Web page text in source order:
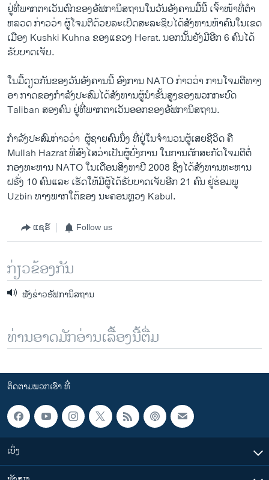
ຢູ່ທີ່​ພາກ​ຕາ​ເວັນ​ຕົກ​ຂອງອັຟກາ​ນິສຖານ​ໃນ​ວັນ​ອັງຄານມື້ນີ້ ​ເຈົ້າ​ໜ້າ​ທີ່​ຕໍາ
ຫລວດ ​ກ່າວ​ວ່າ ຜູ້ໂຈມ​ຕີ​ດ້ວຍລະ​ເບີດ​ສະລະ​ຊິ​ບໄດ້​ສັງຫານ​ຫ້າ​ຄົນ​ໃນ​ເຂດ
ເມື​ອງ Kushki Kuhna ​ຂອງ​ແຂວງ Herat. ນອກ​ນັ້ນຍັງ​ມີອີກ​ 6 ຄົນ​ໄດ້​
ຮັບ​ບາດ​ເຈັບ.
ໃນ​ມື້​ດຽວ​ກັນ​ຂອງວັນ​ອັງຄານນີ້ ອົງ​ການ NATO ກ່າວ​ວ່າ ການ​ໂຈມ​ຕີທາງ​
ອາ ກາດ​ຂອງກໍາລັງ​ປະສົມ​ໄດ້​ສັງຫານຜູ້​ນໍາຂັ້ນ​ສູງຂອງພວກ​ກະບົດ
Taliban ​ສອງ​ຄົນ ຢູ່ທີ່​ພາກ​ຕາ​ເວັນ​ອອກ​ຂອງອັຟກາ​ນິສຖານ.
ກໍາລັງປະສົມ​ກ່າວ​ວ່າ ​ ຜູ້​ຊາຍ​ຄົນ​ນຶ່ງ ທີ່ຢູ່ໃນ​ຈໍາ​ນວນຜູ້​ເສຍ​ຊີວິດ​ ຄື
Mullah Hazrat ທີ່​ສົງໄສ​ວ່າ​ເປັນຜູ້​ບົ່ງ​ການ​ ​ໃນ​ການ​ດັກ​ສະກັດໂຈມ​ຕີຕໍ່​
ກອງ​ທະຫານ NATO ​ໃນ​ເດືອນ​ສິງຫາປີ 2008 ຊຶ່ງໄດ້​ສັງຫານ​ທະຫານ​
ຝຣັ່ງ 10 ຄົນ​ແລະ​ ​ເຮັດ​ໃຫ້​ມີ​ຜູ້ໄດ້​ຮັບ​ບາດ​ເຈັບ​ອີກ 21 ຄົນ ຢູ່ຮ່ອມ​ພູ
Uzbin ທາງພາກ​ໃຕ້​ຂອງ​ ນະຄອນຫຼວງ Kabul​.
ແຊຣ໌ Follow us
ກ່ຽວຂ້ອງກັນ
ຟັງຂ່າວອັຟການິສຖານ
ທ່ານອາດມັກອ່ານເລື້ອງນີ້ຕື່ມ
ຕິດຕາມພວກເຮົາ ທີ່
ເບິ່ງ